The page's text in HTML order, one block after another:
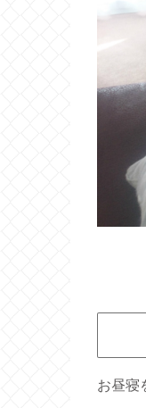
お昼寝